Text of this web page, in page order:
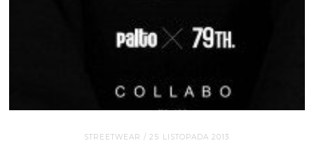
STREETWEAR / 25 LISTOPADA 2013